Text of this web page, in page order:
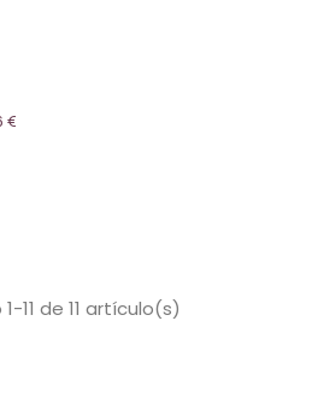
€
11 de 11 artículo(s)